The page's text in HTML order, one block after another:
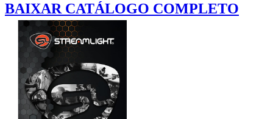
BAIXAR CATÁLOGO COMPLETO